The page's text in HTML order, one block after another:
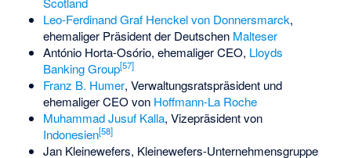
Leo-Ferdinand Graf Henckel von Donnersmarck,
ehemaliger Präsident der Deutschen Malteser
António Horta-Osório, ehemaliger CEO, Lloyds
Banking Group[57]
Franz B. Humer, Verwaltungsratspräsident und
ehemaliger CEO von Hoffmann-La Roche
Muhammad Jusuf Kalla, Vizepräsident von
Indonesien[58]
Jan Kleinewefers, Kleinewefers-Unternehmensgruppe